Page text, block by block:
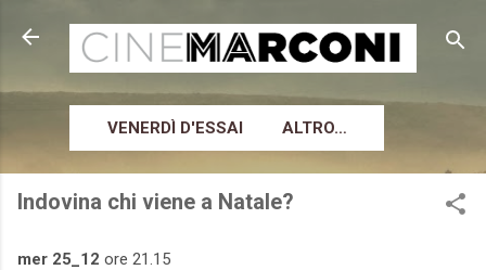
Passa ai contenuti principali
VENERDÌ D'ESSAI ALTRO…
Indovina chi viene a Natale?
mer 25_12 ore 21.15